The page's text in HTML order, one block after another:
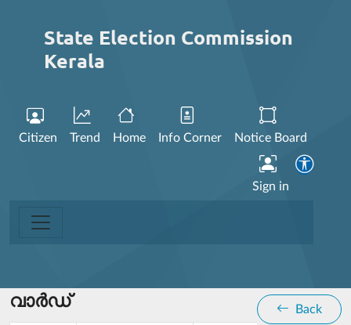
State Election Commission
Kerala
Citizen Trend Home Info Corner Notice Board
Sign in
വാര്‍ഡ് Back